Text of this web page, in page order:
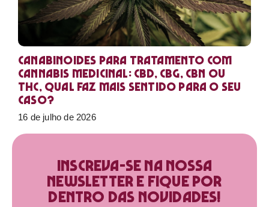
Canabinoides para tratamento com
cannabis medicinal: CBD, CBG, CBN ou
THC, qual faz mais sentido para o seu
caso?
16 de julho de 2026
Inscreva-se na nossa
newsletter e fique por
dentro das novidades!​